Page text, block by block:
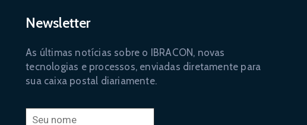
Newsletter
As últimas notícias sobre o IBRACON, novas
tecnologias e processos, enviadas diretamente para
sua caixa postal diariamente.